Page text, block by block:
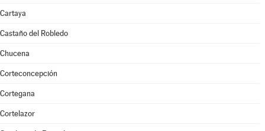
Cartaya
Castaño del Robledo
Chucena
Corteconcepción
Cortegana
Cortelazor